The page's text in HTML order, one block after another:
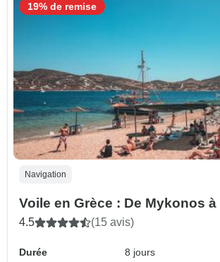
Navigation
Voile en Grèce : De Mykonos
4.5 (15 avis)
Durée
8 jours
19% de remise